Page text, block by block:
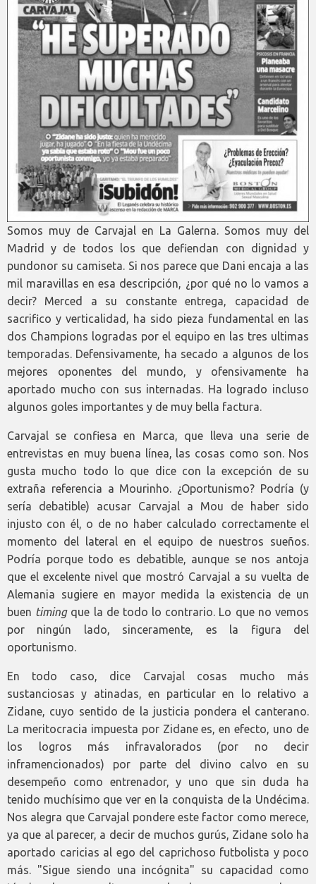
Somos muy de Carvajal en La Galerna. Somos muy del
Madrid y de todos los que defiendan con dignidad y
pundonor su camiseta. Si nos parece que Dani encaja a las
mil maravillas en esa descripción, ¿por qué no lo vamos a
decir? Merced a su constante entrega, capacidad de
sacrifico y verticalidad, ha sido pieza fundamental en las
dos Champions logradas por el equipo en las tres ultimas
temporadas. Defensivamente, ha secado a algunos de los
mejores oponentes del mundo, y ofensivamente ha
aportado mucho con sus internadas. Ha logrado incluso
algunos goles importantes y de muy bella factura.
Carvajal se confiesa en Marca, que lleva una serie de
entrevistas en muy buena línea, las cosas como son. Nos
gusta mucho todo lo que dice con la excepción de su
extraña referencia a Mourinho. ¿Oportunismo? Podría (y
sería debatible) acusar Carvajal a Mou de haber sido
injusto con él, o de no haber calculado correctamente el
momento del lateral en el equipo de nuestros sueños.
Podría porque todo es debatible, aunque se nos antoja
que el excelente nivel que mostró Carvajal a su vuelta de
Alemania sugiere en mayor medida la existencia de un
buen timingque la de todo lo contrario. Lo que no vemos
por ningún lado, sinceramente, es la figura del
oportunismo.
En todo caso, dice Carvajal cosas mucho más
sustanciosas y atinadas, en particular en lo relativo a
Zidane, cuyo sentido de la justicia pondera el canterano.
La meritocracia impuesta por Zidane es, en efecto, uno de
los logros más infravalorados (por no decir
inframencionados) por parte del divino calvo en su
desempeño como entrenador, y uno que sin duda ha
tenido muchísimo que ver en la conquista de la Undécima.
Nos alegra que Carvajal pondere este factor como merece,
ya que al parecer, a decir de muchos gurús, Zidane solo ha
aportado caricias al ego del caprichoso futbolista y poco
más. "Sigue siendo una incógnita" su capacidad como